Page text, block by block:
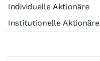
Individuelle Aktionäre
Institutionelle Aktionäre